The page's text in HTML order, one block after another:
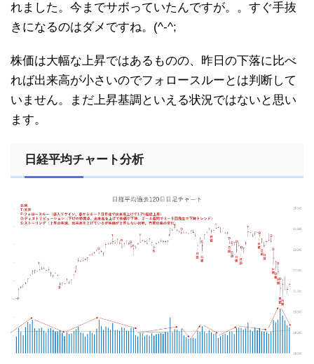
れました。今までサボっていたんですが。。すぐ手抜
きになるのはダメですね。(^-^;
株価は大幅な上昇ではあるものの、昨日の下落に比べ
れば出来高が小さいのでフォロースルーとは判断して
いません。まだ上昇基調といえる状況ではないと思い
ます。
日経平均チャート分析